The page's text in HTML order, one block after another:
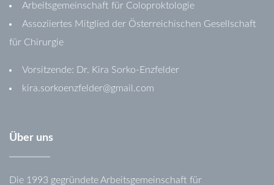
Arbeitsgemeinschaft für Coloproktologie
Assoziiertes Mitglied der Österreichischen Gesellschaft
für Chirurgie
Vorsitzende: Dr. Kira Sorko-Enzfelder
kira.sorkoenzfelder@gmail.com
Über uns
Die 1993 gegründete Arbeitsgemeinschaft für